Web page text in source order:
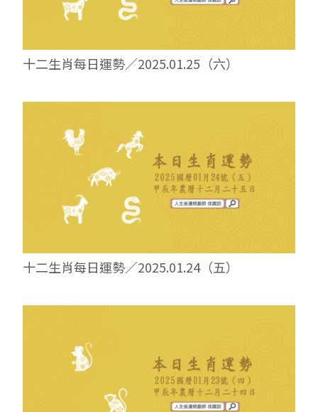
十二生肖每日運勢／2025.01.25（六）
十二生肖每日運勢／2025.01.24（五）